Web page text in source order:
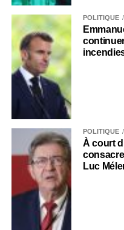
POLITIQUE
POLITIQUE
À court
Luc